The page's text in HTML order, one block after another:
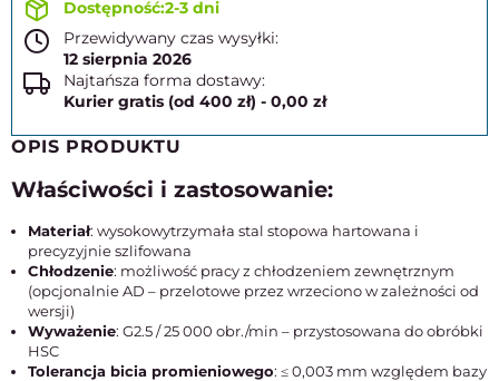
2-3 dni
Przewidywany czas wysyłki:
12 sierpnia 2026
Najtańsza forma dostawy:
Kurier gratis (od 400 zł) - 0,00 zł
OPIS PRODUKTU
Właściwości i zastosowanie:
Materiał: wysokowytrzymała stal stopowa hartowana i
precyzyjnie szlifowana
Chłodzenie: możliwość pracy z chłodzeniem zewnętrznym
(opcjonalnie AD – przelotowe przez wrzeciono w zależności od
wersji)
Wyważenie: G2.5 / 25 000 obr./min – przystosowana do obróbki
HSC
Tolerancja bicia promieniowego: ≤ 0,003 mm względem bazy